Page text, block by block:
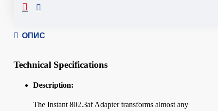
ОПИС
Technical Specifications
Description:
The Instant 802.3af Adapter transforms almost any